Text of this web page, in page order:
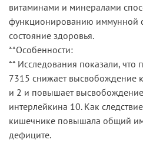
витаминами и минералами
функционированию иммунной
состояние здоровья.
**Особенности:
** Исследования показали,
7315 снижает высвобождение
и 2 и повышает
интерлейкина 10. Как
кишечнике повышала общий
дефиците.